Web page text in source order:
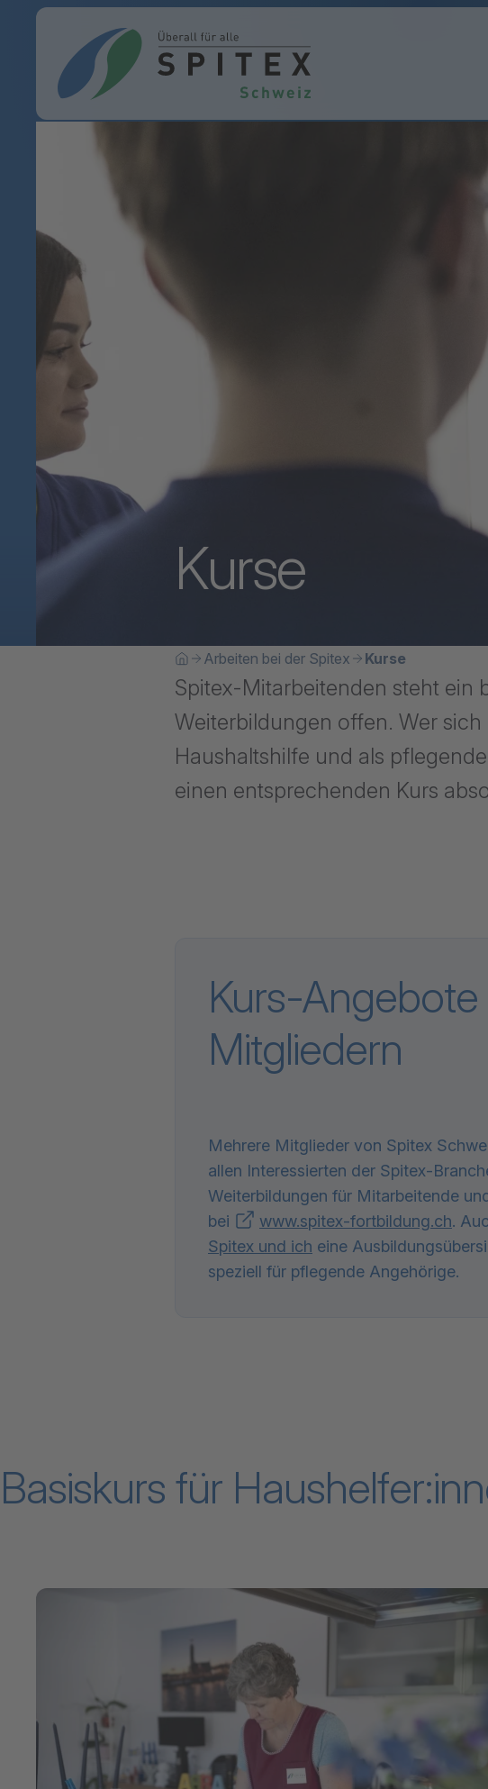
Kurse
Sie befinden sich hier:
HomeArbeiten bei der Spitex Kurse
Spitex-Mitarbeitenden steht ein
Weiterbildungen offen. Wer
Haushaltshilfe und als
einen entsprechenden Kurs
Kurs-
Mitgliedern
Mehrere Mitglieder von Spitex
allen Interessierten der Spitex-
Weiterbildungen für Mitarbeitende
bei
www.spitex-fortbildung.ch.
Spitex und ich eine
speziell für pflegende Angehörige.
Basiskurs für